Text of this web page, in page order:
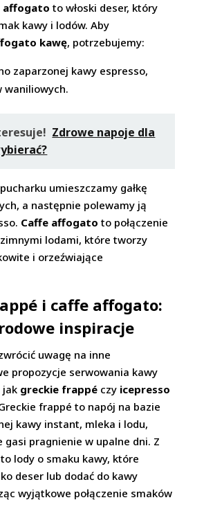
affogato to włoski deser, który
kawy i lodów. Aby
kawę, potrzebujemy:
zaparzonej kawy espresso,
waniliowych.
Zdrowe napoje dla
umieszczamy gałkę
a następnie polewamy ją
Caffe affogato to połączenie
lodami, które tworzy
i orzeźwiające
i caffe affogato:
inspiracje
uwagę na inne
propozycje serwowania kawy
jak greckie frappé czy icepresso
frappé to napój na bazie
kawy instant, mleka i lodu,
gasi pragnienie w upalne dni. Z
lody o smaku kawy, które
deser lub dodać do kawy
wyjątkowe połączenie smaków